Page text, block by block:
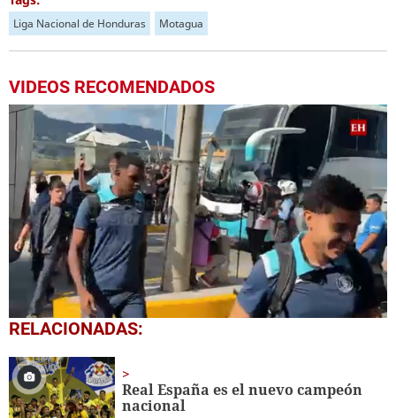
Liga Nacional de Honduras Motagua
VIDEOS RECOMENDADOS
0
seconds
1
minute,
36
seconds
RELACIONADAS:
Real España es el nuevo campeón
nacional